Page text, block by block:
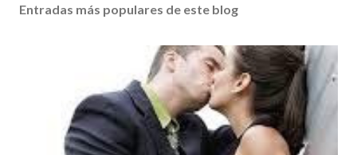
Entradas más populares de este blog